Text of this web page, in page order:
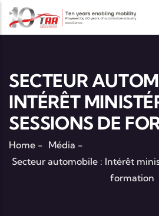
Aller au contenu principal
SECTEUR
INTÉRÊT
SESSIONS DE
Home - Média -
Secteur automobile : Intérêt
formation